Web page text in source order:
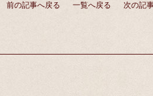
前の記事へ戻る 一覧へ戻る 次の記